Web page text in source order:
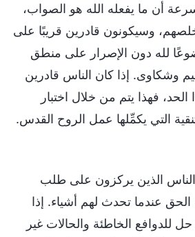
أن ما يفعله الله هو الصواب،
وسيكونون قادرين قريبًا على
لله دون الإصرار على منطق
وشكاوى. إذا كان الناس قادرين
فهذا يتم من خلال اختبار
التي يكمِّلها عمل الروح القدس.
الناس الذين يركزون على طلب
عندما تحدث لهم أشياء. إذا
للدوافع الخاطئة والحالات غير